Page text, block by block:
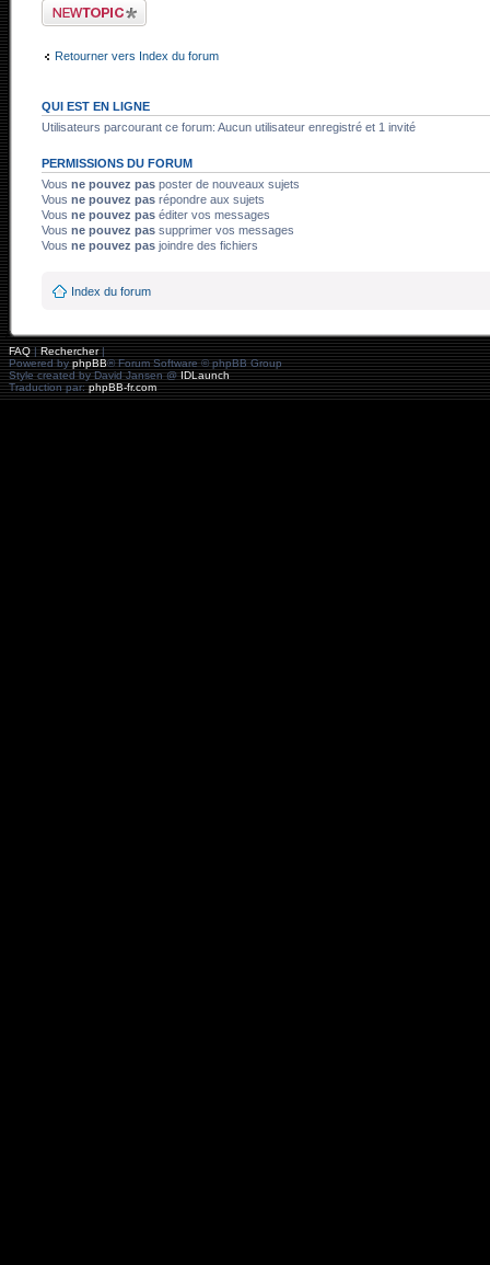
Ecrire un nouveau
sujet
Retourner vers Index du forum
QUI EST EN LIGNE
Utilisateurs parcourant ce forum: Aucun utilisateur enregistré et 1 invité
PERMISSIONS DU FORUM
Vous ne pouvez pas poster de nouveaux sujets
Vous ne pouvez pas répondre aux sujets
Vous ne pouvez pas éditer vos messages
Vous ne pouvez pas supprimer vos messages
Vous ne pouvez pas joindre des fichiers
Index du forum
FAQ|Rechercher|
Powered byphpBB® Forum Software © phpBB Group
Style created by David Jansen @IDLaunch
Traduction par:phpBB-fr.com